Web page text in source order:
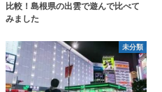
比較！島根県の出雲で遊んで比べて
みました
未分類